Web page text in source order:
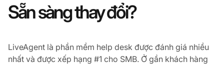
Sẵn sàng thay đổi?
LiveAgent là phần mềm help desk được đánh giá nhiều
nhất và được xếp hạng #1 cho SMB. Ở gần khách hàng